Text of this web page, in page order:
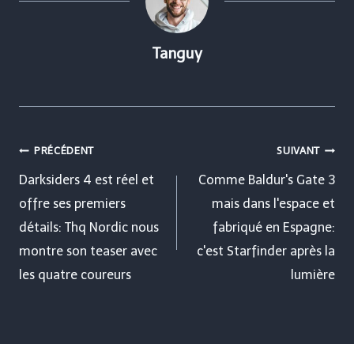
Tanguy
Navigation
de
l’article
PRÉCÉDENT
Darksiders 4 est réel et
offre ses premiers
détails: Thq Nordic nous
montre son teaser avec
les quatre coureurs
SUIVANT
Comme Baldur's Gate 3
mais dans l'espace et
fabriqué en Espagne:
c'est Starfinder après la
lumière